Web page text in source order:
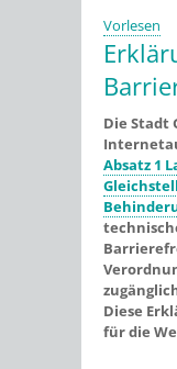
Vorlesen
Die Stadt
Absatz 1
Diese
für die